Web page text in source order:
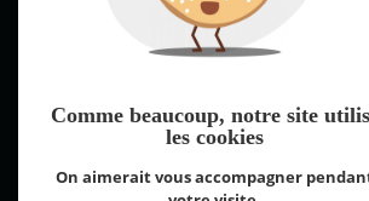
Comme beaucoup, notre site
les cookies
On aimerait vous accompagner